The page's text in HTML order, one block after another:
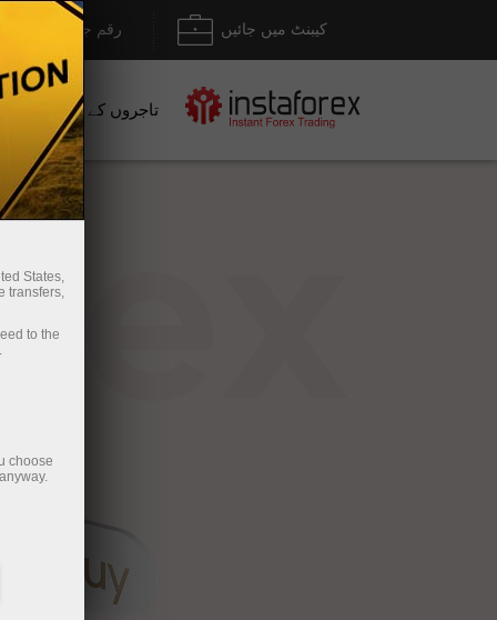
رقم جمع کروانا / کیبنٹ میں جائیں
تاجروں کے لیے
States,
transfers,
to the
choose